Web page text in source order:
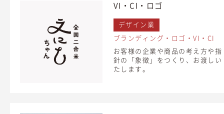
VI・CI・ロゴ
デザイン業
ブランディング・ロゴ・VI・CI
お客様の企業や商品の考え方や指
針の「象徴」をつくり、お渡しい
たします。